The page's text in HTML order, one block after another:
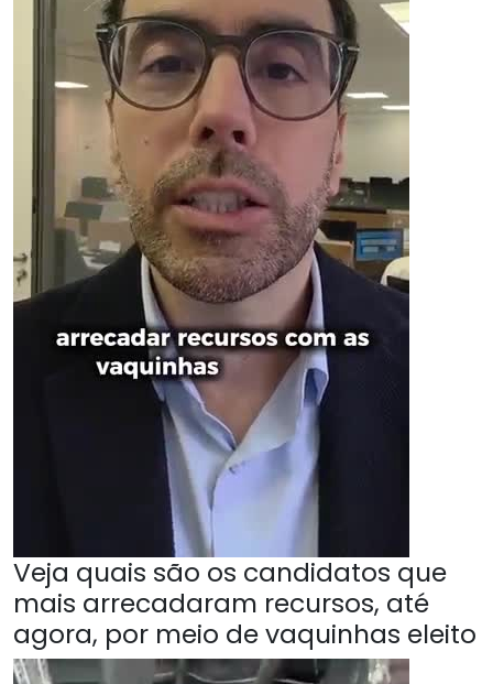
Veja quais são os candidatos que
mais arrecadaram recursos, até
agora, por meio de vaquinhas eleito